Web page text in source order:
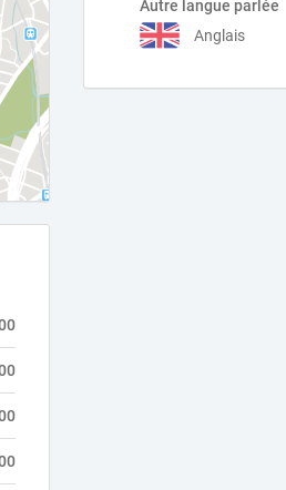
Autre langue parlée
Anglais